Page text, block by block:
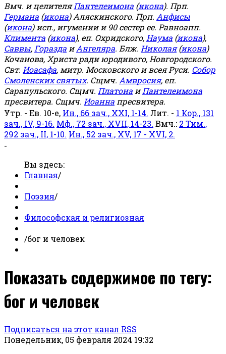
Вмч. и целителяПантелеимона (икона). Прп.
Германа (икона) Аляскинского. Прп. Анфисы
(икона) исп., игумении и 90 сестер ее. Равноапп.
Климента (икона), еп. Охридского, Наума (икона),
Саввы, Горазда иАнгеляра. Блж. Николая(икона)
Кочанова, Христа ради юродивого, Новгородского.
Свт. Иоасафа, митр. Московского и всея Руси. Собор
Смоленских святых. Сщмч. Амвросия, еп.
Сарапульского. Сщмч. Платона иПантелеимона
пресвитера. Сщмч. Иоанна пресвитера.
Утр. - Ев. 10-е, Ин., 66 зач., XXI, 1-14. Лит. - 1 Кор., 131
зач., IV, 9-16. Мф., 72 зач., XVII, 14-23. Вмч.: 2 Тим.,
292 зач., II, 1-10. Ин., 52 зач., XV, 17 - XVI, 2.
-
Вы здесь:
Главная/
Поэзия/
Философская и религиозная
/бог и человек
Показать содержимое по тегу:
бог и человек
Подписаться на этот канал RSS
Понедельник, 05 февраля 2024 19:32